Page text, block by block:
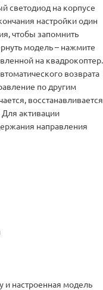
светодиод на корпусе
настройки один
чтобы запомнить
модель – нажмите
на квадрокоптер.
возврата
по другим
восстанавливается
Для активации
направления
и настроенная модель